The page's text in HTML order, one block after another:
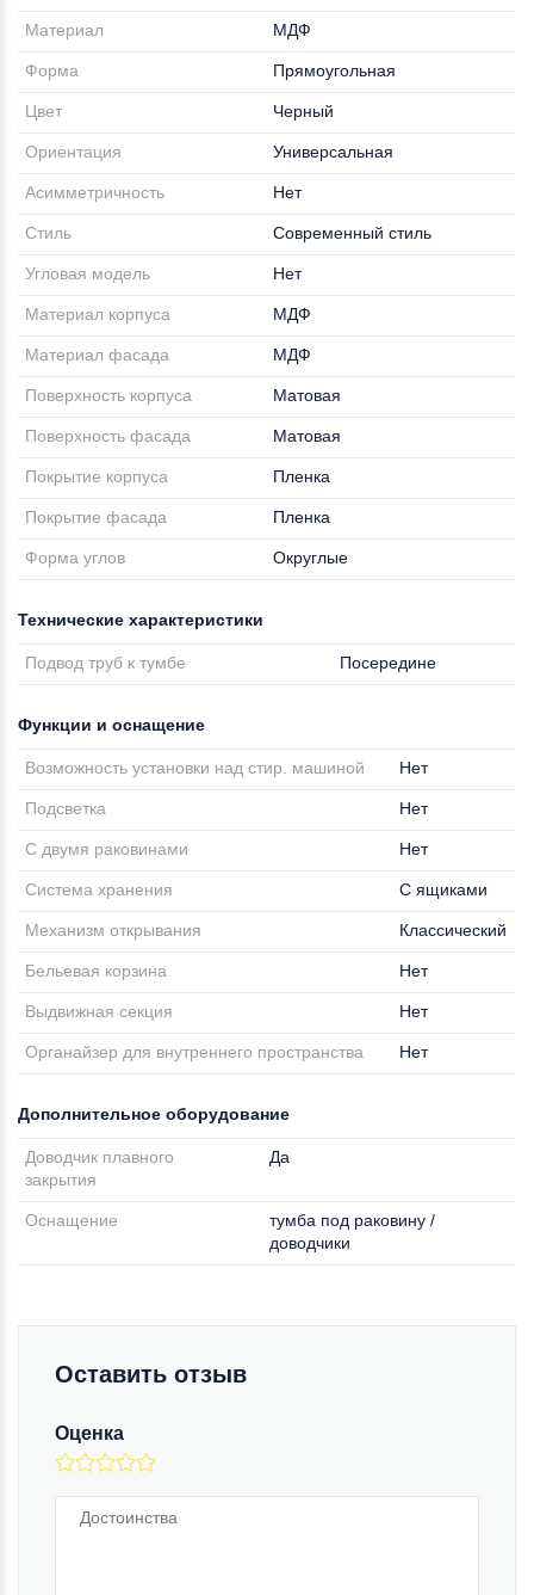
Материал МДФ
Форма Прямоугольная
Цвет Черный
Ориентация Универсальная
Асимметричность Нет
Стиль Современный стиль
Угловая модель Нет
Материал корпуса МДФ
Материал фасада МДФ
Поверхность корпуса Матовая
Поверхность фасада Матовая
Покрытие корпуса Пленка
Покрытие фасада Пленка
Форма углов Округлые
Технические характеристики
Подвод труб к тумбе Посередине
Функции и оснащение
Возможность установки над стир. машиной Нет
Подсветка Нет
С двумя раковинами Нет
Система хранения С ящиками
Механизм открывания Классический
Бельевая корзина Нет
Выдвижная секция Нет
Органайзер для внутреннего пространства Нет
Дополнительное оборудование
Доводчик плавного
закрытия
Да
Оснащение
тумба под раковину /
доводчики
Оставить отзыв
Оценка